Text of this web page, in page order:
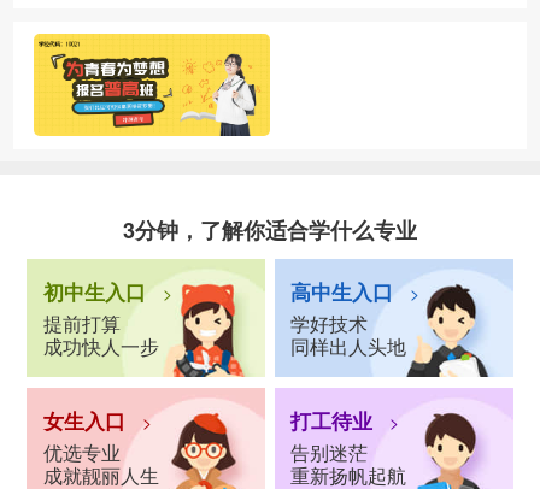
3分钟，了解你适合学什么专业
初中生入口 >
提前打算
成功快人一步
高中生入口 >
学好技术
同样出人头地
女生入口 >
优选专业
成就靓丽人生
打工待业 >
告别迷茫
重新扬帆起航